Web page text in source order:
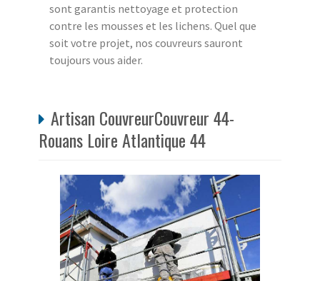
sont garantis nettoyage et protection
contre les mousses et les lichens. Quel que
soit votre projet, nos couvreurs sauront
toujours vous aider.
Artisan CouvreurCouvreur 44-
Rouans Loire Atlantique 44